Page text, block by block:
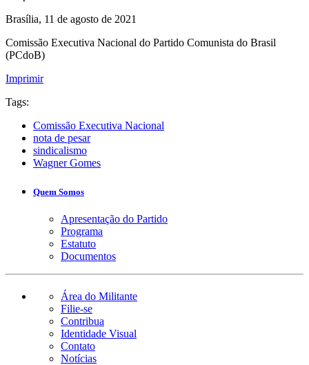
Brasília, 11 de agosto de 2021
Comissão Executiva Nacional do Partido Comunista do Brasil
(PCdoB)
Imprimir
Tags:
Comissão Executiva Nacional
nota de pesar
sindicalismo
Wagner Gomes
Quem Somos
Apresentação do Partido
Programa
Estatuto
Documentos
Área do Militante
Filie-se
Contribua
Identidade Visual
Contato
Notícias